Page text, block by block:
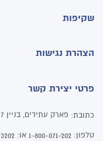
שקיפות
הצהרת נגישות
פרטי יצירת קשר
כתובת: פארק עתידים, בניין 7 כניסה B תל אביב יפו
טלפון: 1-800-071-202 או: 3202*